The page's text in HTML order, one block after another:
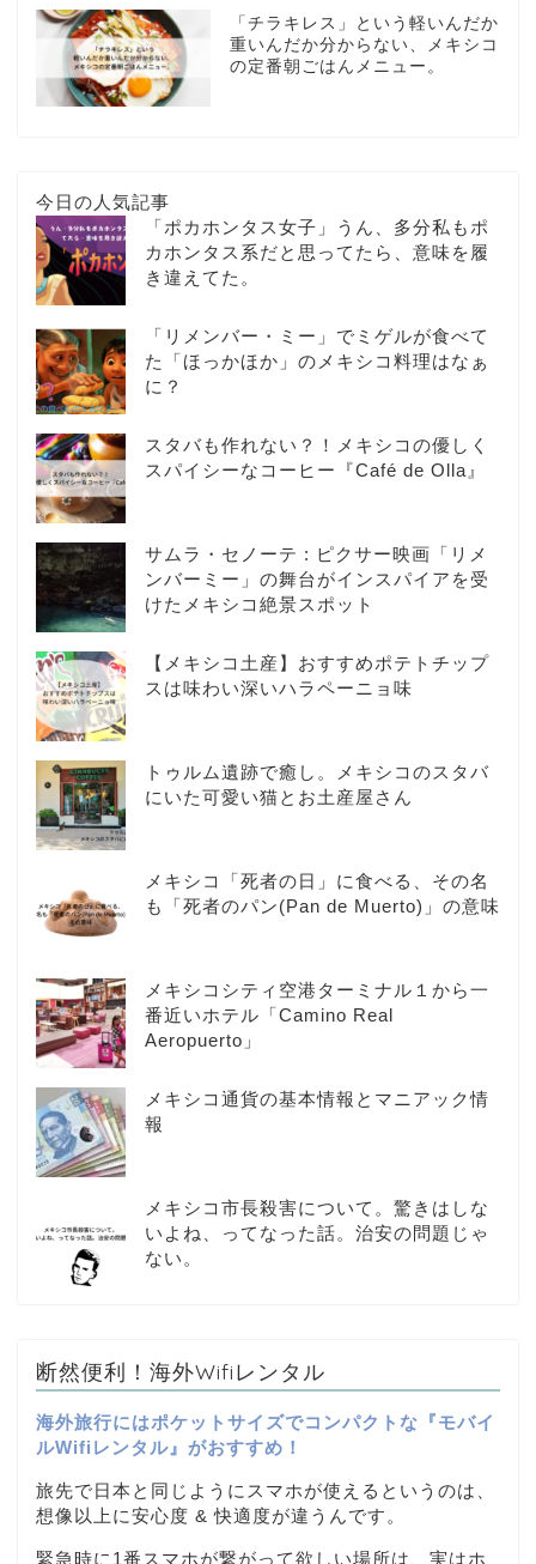
「チラキレス」という軽いんだか
重いんだか分からない、メキシコ
の定番朝ごはんメニュー。
今日の人気記事
「ポカホンタス女子」うん、多分私もポ
カホンタス系だと思ってたら、意味を履
き違えてた。
「リメンバー・ミー」でミゲルが食べて
た「ほっかほか」のメキシコ料理はなぁ
に？
スタバも作れない？！メキシコの優しく
スパイシーなコーヒー『Café de Olla』
サムラ・セノーテ : ピクサー映画「リメ
ンバーミー」の舞台がインスパイアを受
けたメキシコ絶景スポット
【メキシコ土産】おすすめポテトチップ
スは味わい深いハラペーニョ味
トゥルム遺跡で癒し。メキシコのスタバ
にいた可愛い猫とお土産屋さん
メキシコ「死者の日」に食べる、その名
も「死者のパン(Pan de Muerto)」の意味
メキシコシティ空港ターミナル１から一
番近いホテル「Camino Real
Aeropuerto」
メキシコ通貨の基本情報とマニアック情
報
メキシコ市長殺害について。驚きはしな
いよね、ってなった話。治安の問題じゃ
ない。
断然便利！海外Wifiレンタル
海外旅行にはポケットサイズでコンパクトな『モバイ
ルWifiレンタル』がおすすめ！
旅先で日本と同じようにスマホが使えるというのは、
想像以上に安心度 & 快適度が違うんです。
緊急時に1番スマホが繋がって欲しい場所は、実はホ